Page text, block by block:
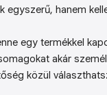
egyszerű, hanem
egy termékkel
akár
közül